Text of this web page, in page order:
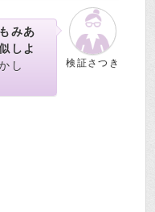
検証さつき
もみあ
しよ
し